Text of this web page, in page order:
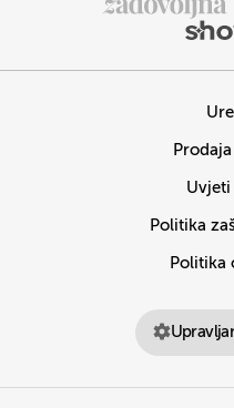
Uvjeti
Politika
Politika